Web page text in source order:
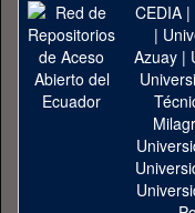
CEDIA|
|
Azuay|